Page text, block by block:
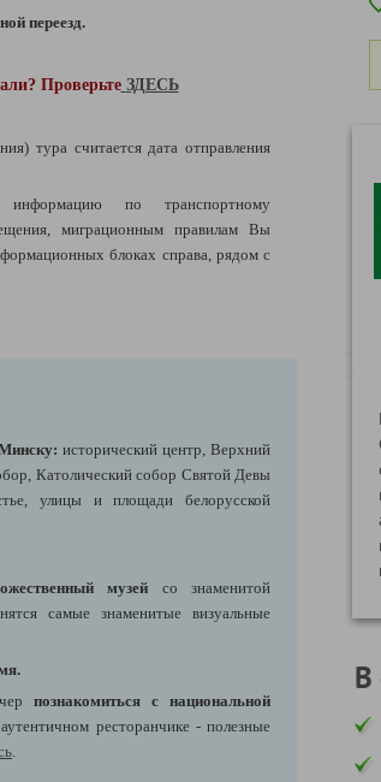
переезд.
Проверьте ЗДЕСЬ
тура считается дата отправления
по транспортному
миграционным правилам Вы
блоках справа, рядом с
Минску:исторический центр, Верхний
Католический собор Святой Девы
улицы и площади белорусской
музей со знаменитой
самые знаменитые визуальные
познакомиться с национальной
ресторанчике - полезные
В